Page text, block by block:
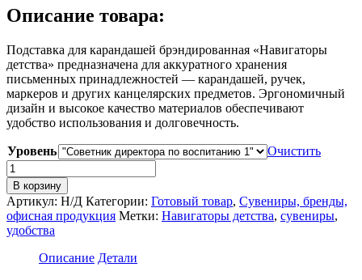
Описание товара:
Подставка для карандашей брэндированная «Навигаторы
детства» предназначена для аккуратного хранения
письменных принадлежностей — карандашей, ручек,
маркеров и других канцелярских предметов. Эргономичный
дизайн и высокое качество материалов обеспечивают
удобство использования и долговечность.
Уровень
Очистить
Количество
товара
Подставка
для
карандашей
брендированная
"Навигаторы
детства"
В корзину
Артикул: Н/Д Категории: Готовый товар, Сувениры, бренды,
офисная продукция Метки: Навигаторы детства, сувениры,
удобства
Описание Детали